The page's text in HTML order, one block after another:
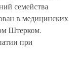
семейства
в медицинских
Штерком.
при